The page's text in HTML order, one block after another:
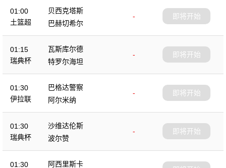
01:00
土篮超
贝西克塔斯
-
巴赫切希尔
即将开始
01:15
瑞典杯
瓦斯库尔德
-
特罗尔海坦
即将开始
01:30
伊拉联
巴格达警察
-
阿尔米纳
即将开始
01:30
瑞典杯
沙维达伦斯
-
波尔赞
即将开始
01:30
阿西里斯卡